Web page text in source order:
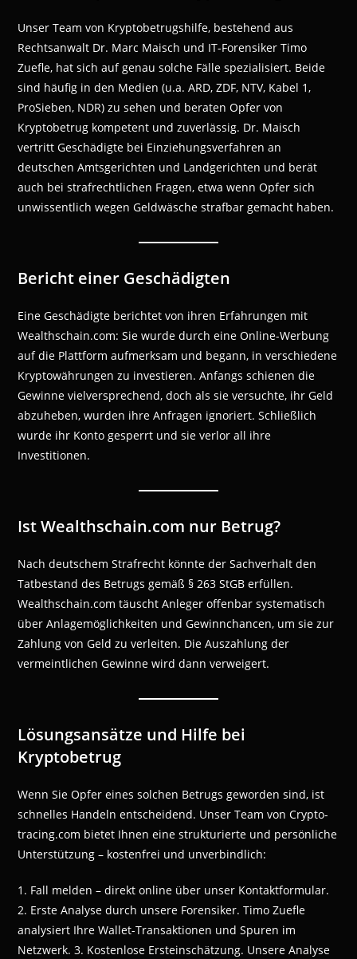
Unser Team von Kryptobetrugshilfe, bestehend aus
Rechtsanwalt Dr. Marc Maisch und IT-Forensiker Timo
Zuefle, hat sich auf genau solche Fälle spezialisiert. Beide
sind häufig in den Medien (u.a. ARD, ZDF, NTV, Kabel 1,
ProSieben, NDR) zu sehen und beraten Opfer von
Kryptobetrug kompetent und zuverlässig. Dr. Maisch
vertritt Geschädigte bei Einziehungsverfahren an
deutschen Amtsgerichten und Landgerichten und berät
auch bei strafrechtlichen Fragen, etwa wenn Opfer sich
unwissentlich wegen Geldwäsche strafbar gemacht haben.
Bericht einer Geschädigten
Eine Geschädigte berichtet von ihren Erfahrungen mit
Wealthschain.com: Sie wurde durch eine Online-Werbung
auf die Plattform aufmerksam und begann, in verschiedene
Kryptowährungen zu investieren. Anfangs schienen die
Gewinne vielversprechend, doch als sie versuchte, ihr Geld
abzuheben, wurden ihre Anfragen ignoriert. Schließlich
wurde ihr Konto gesperrt und sie verlor all ihre
Investitionen.
Ist Wealthschain.com nur Betrug?
Nach deutschem Strafrecht könnte der Sachverhalt den
Tatbestand des Betrugs gemäß § 263 StGB erfüllen.
Wealthschain.com täuscht Anleger offenbar systematisch
über Anlagemöglichkeiten und Gewinnchancen, um sie zur
Zahlung von Geld zu verleiten. Die Auszahlung der
vermeintlichen Gewinne wird dann verweigert.
Lösungsansätze und Hilfe bei
Kryptobetrug
Wenn Sie Opfer eines solchen Betrugs geworden sind, ist
schnelles Handeln entscheidend. Unser Team von Crypto-
tracing.com bietet Ihnen eine strukturierte und persönliche
Unterstützung – kostenfrei und unverbindlich:
1. Fall melden – direkt online über unser Kontaktformular.
2. Erste Analyse durch unsere Forensiker. Timo Zuefle
analysiert Ihre Wallet-Transaktionen und Spuren im
Netzwerk. 3. Kostenlose Ersteinschätzung. Unsere Analyse